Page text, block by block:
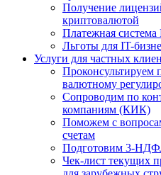
Получение
криптовалютой
Платежная
Льготы для IT-
Услуги для частных
Проконсультируем
валютному
Сопроводим по
компаниям (КИК)
Поможем с
счетам
Подготовим 3-
Чек-лист текущих